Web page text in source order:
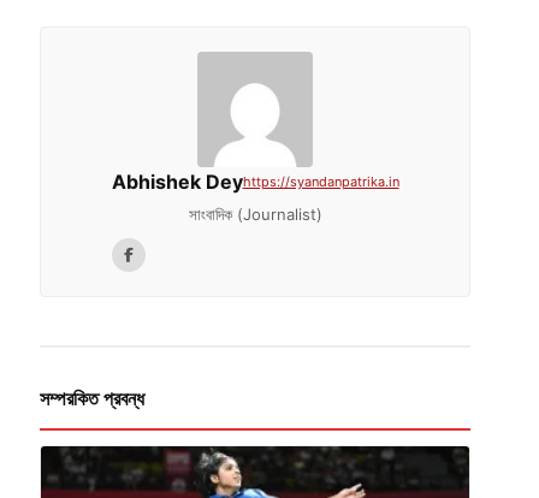
Abhishek Deyhttps://syandanpatrika.in
সাংবাদিক (Journalist)
সম্পরকিত প্রবন্ধ